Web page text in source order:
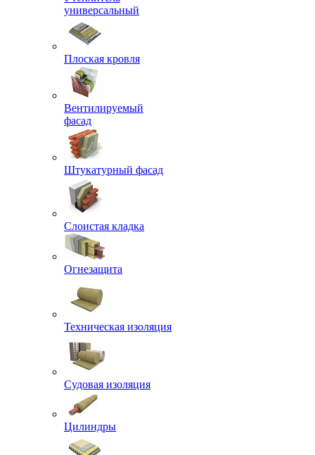
универсальный
Плоская кровля
Вентилируемый
фасад
Штукатурный фасад
Слоистая кладка
Огнезащита
Техническая изоляция
Судовая изоляция
Цилиндры